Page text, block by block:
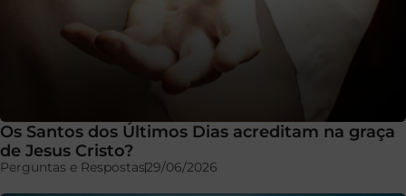
Os Santos dos Últimos Dias acreditam na graça
de Jesus Cristo?
Perguntas e Respostas29/06/2026